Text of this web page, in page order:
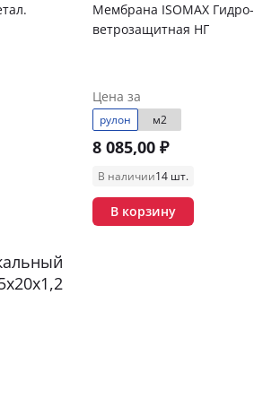
Мембрана ISOMAX Гидро-
ветрозащитная НГ
Цена за
рулон м2
8 085,00 ₽
В наличии14 шт.
В корзину